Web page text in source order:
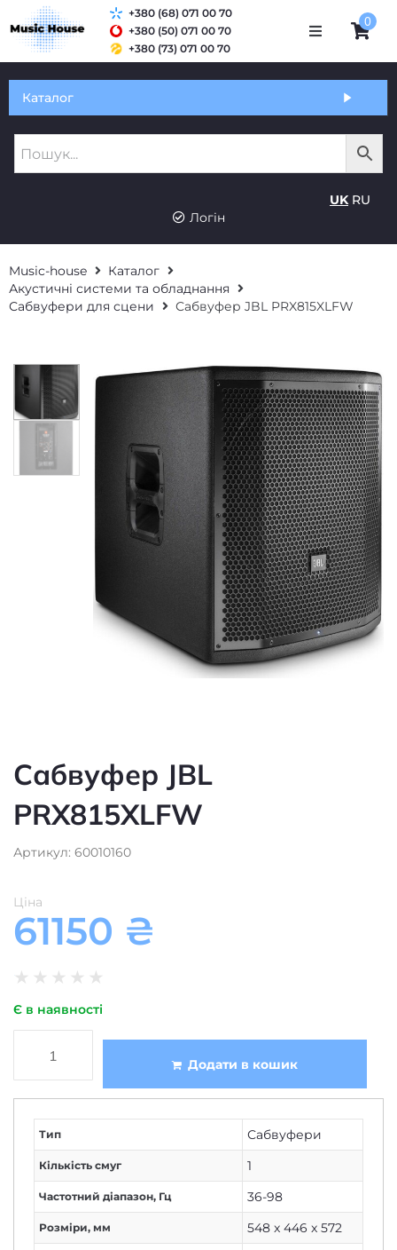
Оплата і доставка
+380 (68) 071 00 70
+380 (50) 071 00 70
+380 (73) 071 00 70
0
Каталог
UK RU
Логін
Music-house
Каталог
Акустичні системи та обладнання
Сабвуфери для сцени
Сабвуфер JBL PRX815XLFW
Сабвуфер JBL
PRX815XLFW
Артикул: 60010160
Ціна
61150 ₴
★ ★ ★ ★ ★
Є в наявності
Додати в кошик
Тип Сабвуфери
Кількість смуг 1
Частотний діапазон, Гц 36-98
Розміри, мм 548 x 446 x 572